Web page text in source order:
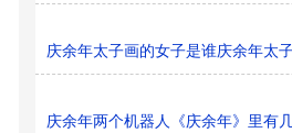
庆余年太子画的女子是谁庆余年太
庆余年两个机器人《庆余年》里有